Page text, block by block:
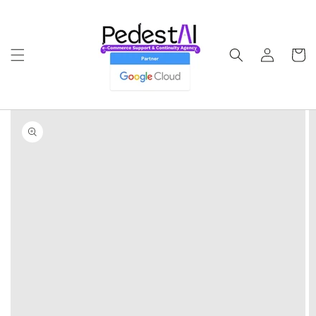
sesión
Carrito
directamente
a la
información